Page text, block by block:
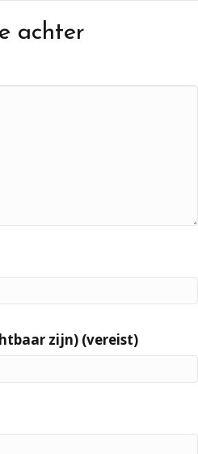
achter
zijn) (vereist)